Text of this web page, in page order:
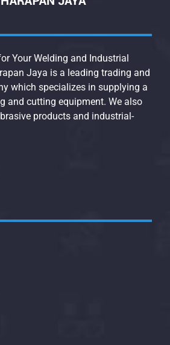
Your Welding and Industrial
Jaya is a leading trading and
which specializes in supplying a
and cutting equipment. We also
products and industrial-